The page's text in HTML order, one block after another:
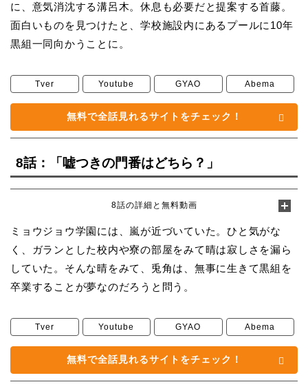
に、意気消沈する溝呂木。休息も必要だと提案する首藤。
面白いものを見つけたと、学校施設内にあるプールに10年
黒組一同向かうことに。
Tver Youtube GYAO Abema
無料で全話見れるサイトをチェック！
8話：「嘘つきの門番はどちら？」
8話の詳細と無料動画
ミョウジョウ学園には、嵐が近づいていた。ひと気がな
く、ガランとした校内や寮の部屋をみて晴は寂しさを漏ら
していた。そんな晴をみて、兎角は、無事に生きて黒組を
卒業することが夢なのだろうと問う。
Tver Youtube GYAO Abema
無料で全話見れるサイトをチェック！